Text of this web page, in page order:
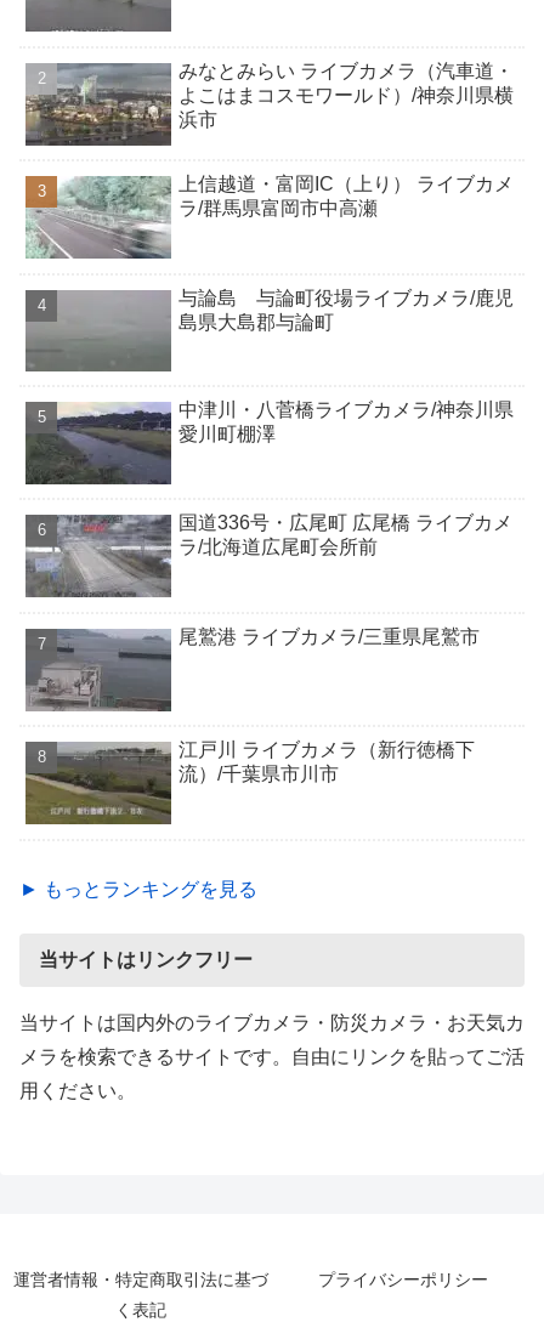
みなとみらい ライブカメラ（汽車道・
よこはまコスモワールド）/神奈川県横
浜市
上信越道・富岡IC（上り） ライブカメ
ラ/群馬県富岡市中高瀬
与論島 与論町役場ライブカメラ/鹿児
島県大島郡与論町
中津川・八菅橋ライブカメラ/神奈川県
愛川町棚澤
国道336号・広尾町 広尾橋 ライブカメ
ラ/北海道広尾町会所前
尾鷲港 ライブカメラ/三重県尾鷲市
江戸川 ライブカメラ（新行徳橋下
流）/千葉県市川市
► もっとランキングを見る
当サイトはリンクフリー
当サイトは国内外のライブカメラ・防災カメラ・お天気カ
メラを検索できるサイトです。自由にリンクを貼ってご活
用ください。
運営者情報・特定商取引法に基づ
く表記
プライバシーポリシー